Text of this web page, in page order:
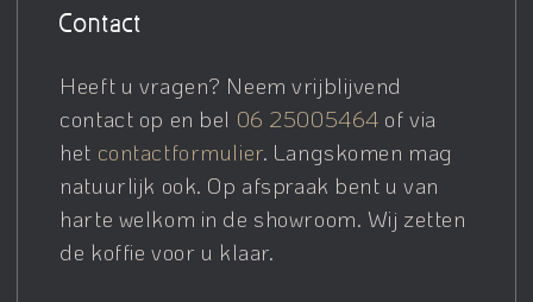
Contact
Heeft u vragen? Neem vrijblijvend
contact op en bel 06 25005464 of via
het contactformulier. Langskomen mag
natuurlijk ook. Op afspraak bent u van
harte welkom in de showroom. Wij zetten
de koffie voor u klaar.